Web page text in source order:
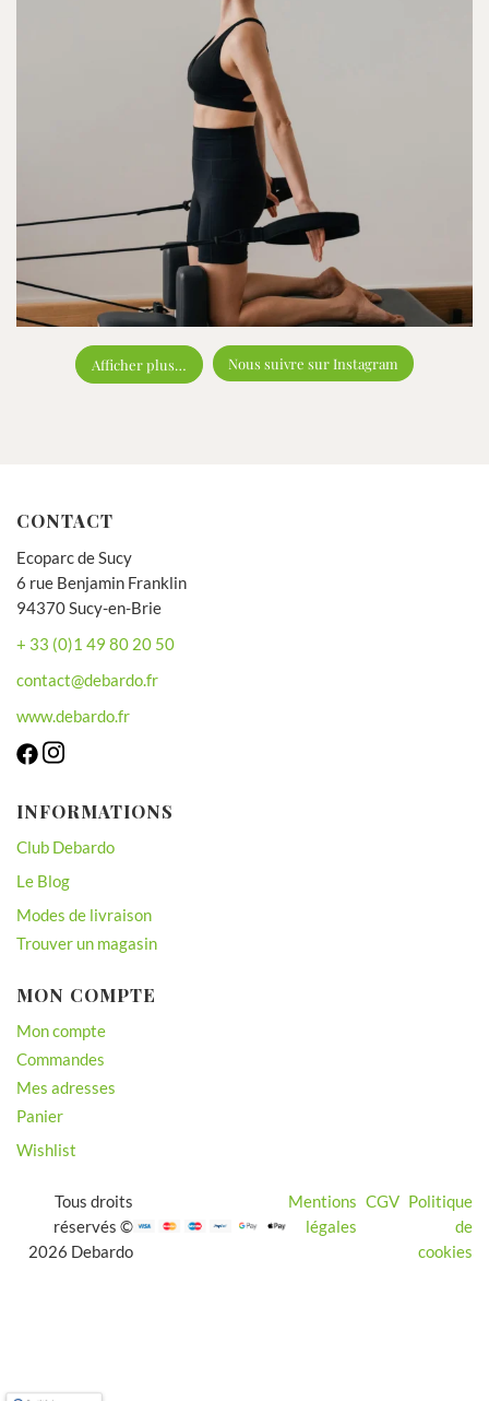
Afficher plus… Nous suivre sur Instagram
CONTACT
Ecoparc de Sucy
6 rue Benjamin Franklin
94370 Sucy-en-Brie
+ 33 (0)1 49 80 20 50
contact@debardo.fr
www.debardo.fr
INFORMATIONS
Club Debardo
Le Blog
Modes de livraison
Trouver un magasin
MON COMPTE
Mon compte
Commandes
Mes adresses
Panier
Wishlist
Tous droits
réservés ©
2026 Debardo
Mentions
légales
CGV Politique
de
cookies